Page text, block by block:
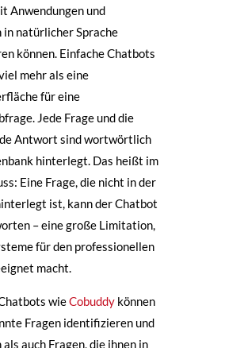
Anwendungen und
in natürlicher Sprache
können. Einfache Chatbots
mehr als eine
für eine
Jede Frage und die
Antwort sind wortwörtlich
hinterlegt. Das heißt im
Eine Frage, die nicht in der
ist, kann der Chatbot
– eine große Limitation,
für den professionellen
macht.
wieCobuddy können
Fragen identifizieren und
auch Fragen, die ihnen in